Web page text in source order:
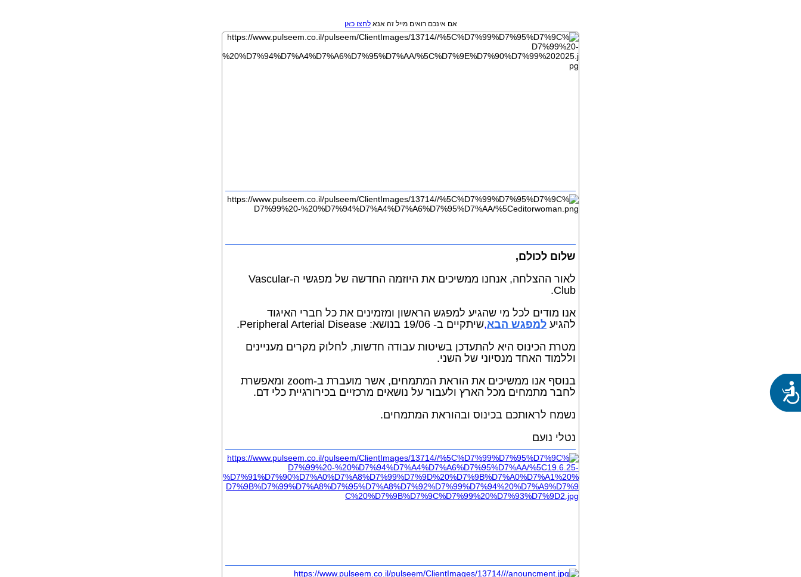
נגישות
אם אינכם רואים מייל זה אנא לחצו כאן
שלום לכולם,
לאור ההצלחה, אנחנו ממשיכים את היוזמה החדשה של מפגשי ה-Vascular
Club.
אנו מודים לכל מי שהגיע למפגש הראשון ומזמינים את כל חברי האיגוד
להגיע למפגש הבא,שיתקיים ב- 19/06 בנושא: Peripheral Arterial Disease.
מטרת הכינוס היא להתעדכן בשיטות עבודה חדשות, לחלוק מקרים מעניינים
וללמוד האחד מנסיוני של השני.
בנוסף אנו ממשיכים את הוראת המתמחים, אשר מועברת ב-zoom ומאפשרת
לחבר מתמחים מכל הארץ ולעבור על נושאים מרכזיים בכירורגיית כלי דם.
נשמח לראותכם בכינוס ובהוראת המתמחים.
נטלי נועם